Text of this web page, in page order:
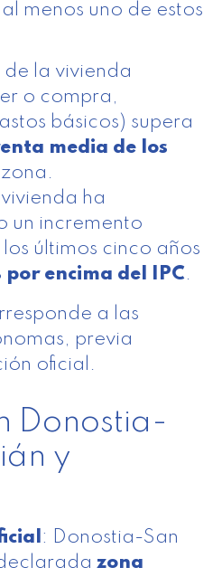
menos uno de estos
de la vivienda
o compra,
básicos) supera
media de los
ha
un incremento
últimos cinco años
por encima del IPC.
a las
previa
oficial.
Donostia-
y
: Donostia-San
zona